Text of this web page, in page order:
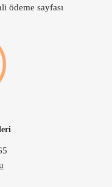
ödeme sayfası